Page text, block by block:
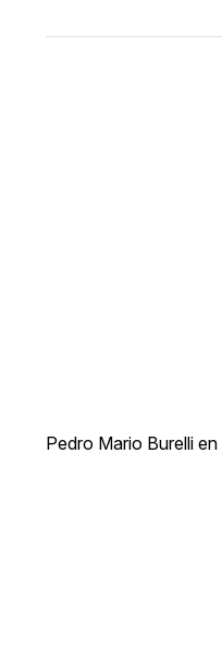
Pedro Mario Burelli en